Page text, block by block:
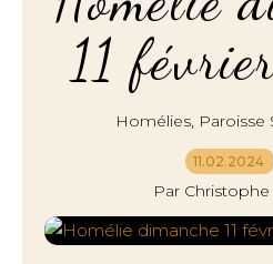
11
Homélies, Paroisse
11.02.2024
Par